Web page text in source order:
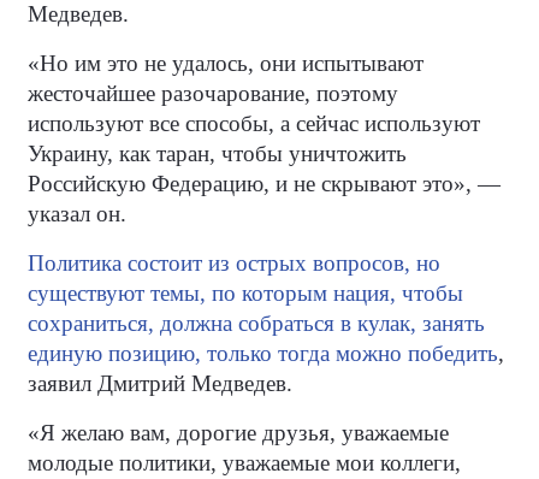
Медведев.
«Но им это не удалось, они испытывают
жесточайшее разочарование, поэтому
используют все способы, а сейчас используют
Украину, как таран, чтобы уничтожить
Российскую Федерацию, и не скрывают это», —
указал он.
Политика состоит из острых вопросов, но
существуют темы, по которым нация, чтобы
сохраниться, должна собраться в кулак, занять
единую позицию, только тогда можно победить,
заявил Дмитрий Медведев.
«Я желаю вам, дорогие друзья, уважаемые
молодые политики, уважаемые мои коллеги,